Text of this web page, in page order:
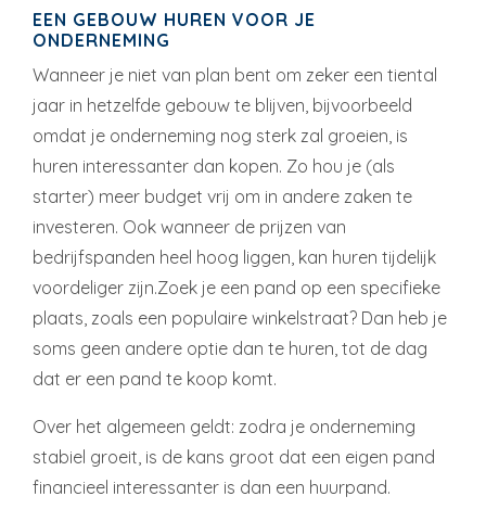
EEN GEBOUW HUREN VOOR JE
ONDERNEMING
Wanneer je niet van plan bent om zeker een tiental
jaar in hetzelfde gebouw te blijven, bijvoorbeeld
omdat je onderneming nog sterk zal groeien, is
huren interessanter dan kopen. Zo hou je (als
starter) meer budget vrij om in andere zaken te
investeren. Ook wanneer de prijzen van
bedrijfspanden heel hoog liggen, kan huren tijdelijk
voordeliger zijn.Zoek je een pand op een specifieke
plaats, zoals een populaire winkelstraat? Dan heb je
soms geen andere optie dan te huren, tot de dag
dat er een pand te koop komt.
Over het algemeen geldt: zodra je onderneming
stabiel groeit, is de kans groot dat een eigen pand
financieel interessanter is dan een huurpand.